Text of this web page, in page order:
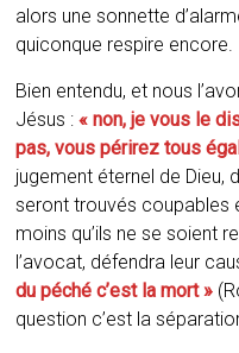
alors une sonnette
quiconque respire encore.
Bien entendu, et nous
Jésus : « non, je vous le
pas, vous périrez tous
jugement éternel de Dieu,
seront trouvés coupables
moins qu’ils ne se soient
l’avocat, défendra leur
du péché c’est la mort »
question c’est la